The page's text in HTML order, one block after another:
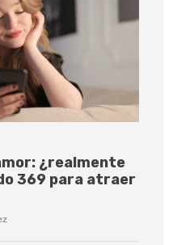
¿realmente
369 para atraer